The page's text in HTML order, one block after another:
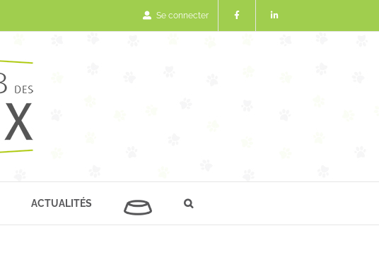
Se connecter
ACTUALITÉS